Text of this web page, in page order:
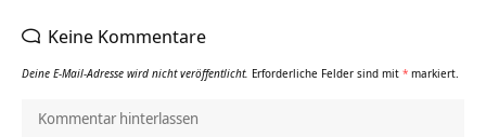
Keine Kommentare
Deine E-Mail-Adresse wird nicht veröffentlicht. Erforderliche Felder sind mit * markiert.